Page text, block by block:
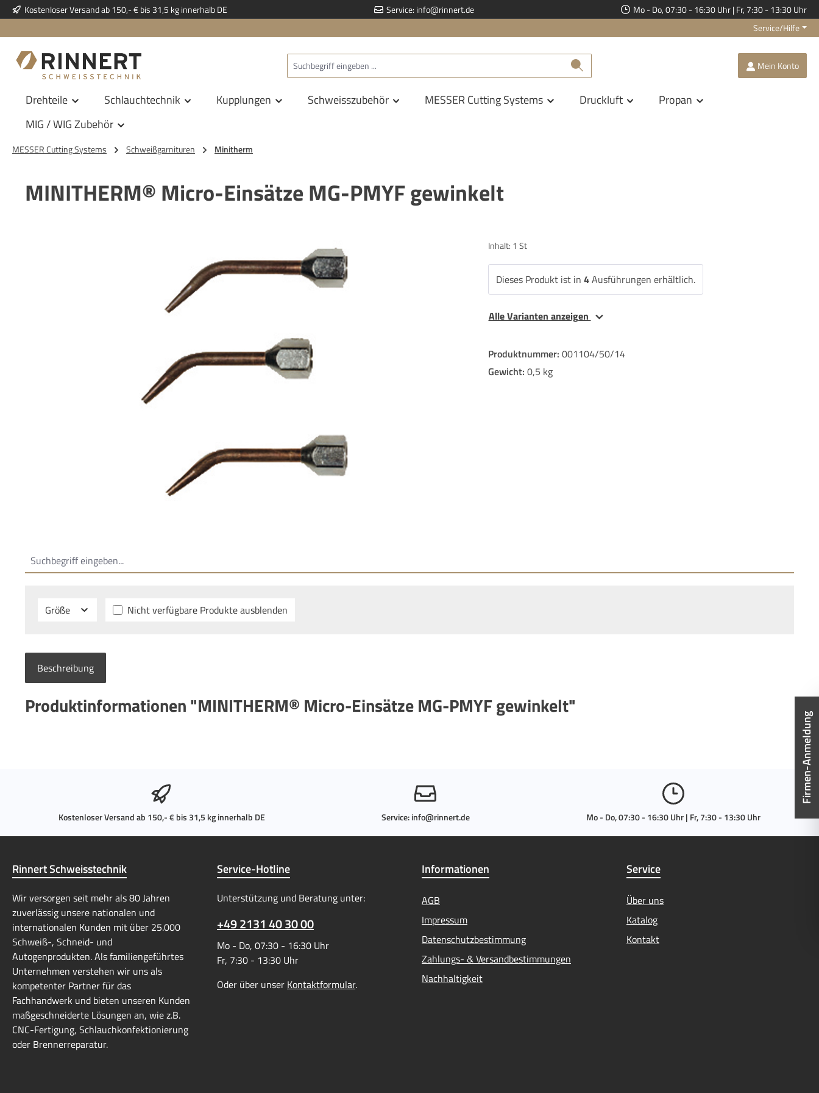
Hauptinhalt springen
Zur Suche springen
Zur Hauptnavigation springen
Kostenloser Versand ab 150,- € bis 31,5 kg innerhalb DE Service: info@rinnert.de
Mo - Do, 07:30 - 16:30 Uhr | Fr, 7:30 - 13:30 Uhr
Service/Hilfe
Mein Konto
Drehteile Schlauchtechnik Kupplungen Schweisszubehör MESSER Cutting Systems Druckluft
Propan
MIG / WIG Zubehör
MESSER Cutting Systems Schweißgarnituren Minitherm
MINITHERM® Micro-Einsätze MG-PMYF gewinkelt
Inhalt: 1 St
Dieses Produkt ist in 4Ausführungen erhältlich.
Alle Varianten anzeigen
Produktnummer: 001104/50/14
Gewicht: 0,5 kg
Größe Nicht verfügbare Produkte ausblenden
Beschreibung
Produktinformationen "MINITHERM® Micro-Einsätze MG-PMYF gewinkelt"
Kostenloser Versand ab 150,- € bis 31,5 kg innerhalb DE Service:info@rinnert.de Mo - Do, 07:30 - 16:30 Uhr | Fr, 7:30 - 13:30 Uhr
Rinnert Schweisstechnik
Wir versorgen seit mehr als 80 Jahren
zuverlässig unsere nationalen und
internationalen Kunden mit über 25.000
Schweiß-, Schneid- und
Autogenprodukten. Als familiengeführtes
Unternehmen verstehen wir uns als
kompetenter Partner für das
Fachhandwerk und bieten unseren Kunden
maßgeschneiderte Lösungen an, wie z.B.
CNC-Fertigung, Schlauchkonfektionierung
oder Brennerreparatur.
Service-Hotline
Unterstützung und Beratung unter:
+49 2131 40 30 00
Mo - Do, 07:30 - 16:30 Uhr
Fr, 7:30 - 13:30 Uhr
Oder über unser Kontaktformular.
Informationen
AGB
Impressum
Datenschutzbestimmung
Zahlungs- & Versandbestimmungen
Nachhaltigkeit
Service
Über uns
Katalog
Kontakt
Firmen-Anmeldung